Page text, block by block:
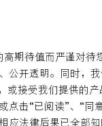
期待值而严谨对待
开透明。同时，
或接受我们提供的
击“已阅读”、“
法律后果已全部知